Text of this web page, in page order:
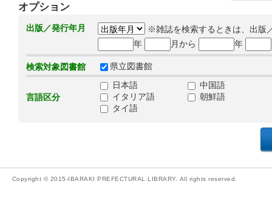
オプション
出版／発行年月
※雑誌を検索するときは、出版
年
月から 年
検索対象図書館 県立図書館
言語区分
日本語
中国語
イタリア語
朝鮮語
タイ語
Copyright © 2015-IBARAKI PREFECTURAL LIBRARY. All rights reserved.